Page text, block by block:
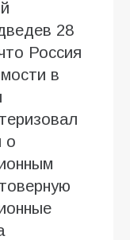
28
Россия
в
о